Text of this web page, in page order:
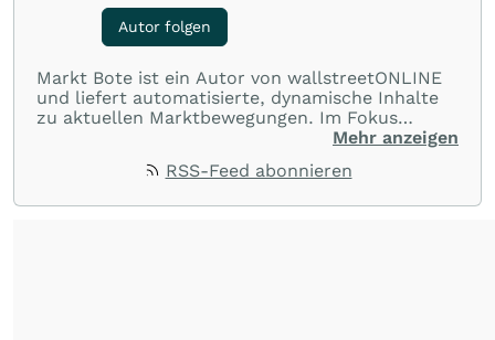
Autor folgen
Markt Bote ist ein Autor von wallstreetONLINE
und liefert automatisierte, dynamische Inhalte
zu aktuellen Marktbewegungen. Im Fokus
stehen Tops und Flops, Branchentrends und
Rohstoffe oder Krypto – die Beiträge sind kurz,
Mehr anzeigen
RSS-Feed abonnieren